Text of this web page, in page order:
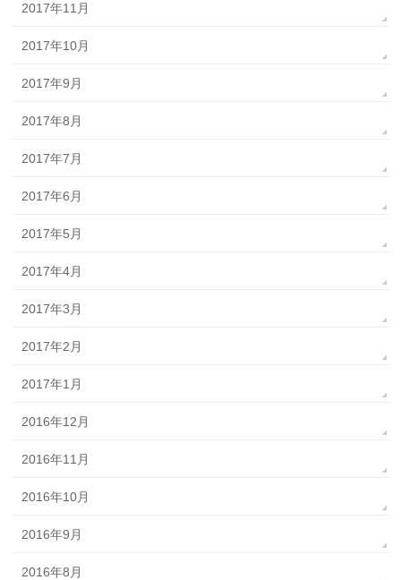
2017年11月
2017年10月
2017年9月
2017年8月
2017年7月
2017年6月
2017年5月
2017年4月
2017年3月
2017年2月
2017年1月
2016年12月
2016年11月
2016年10月
2016年9月
2016年8月